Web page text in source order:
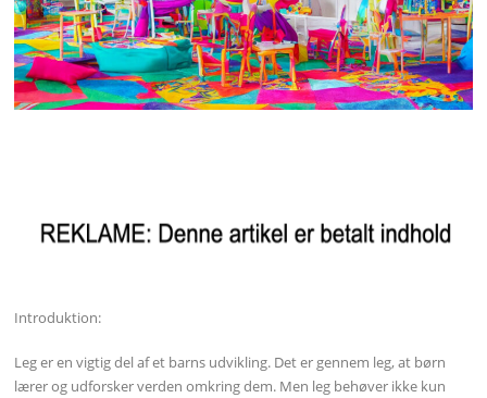
Introduktion:
Leg er en vigtig del af et barns udvikling. Det er gennem leg, at børn
lærer og udforsker verden omkring dem. Men leg behøver ikke kun